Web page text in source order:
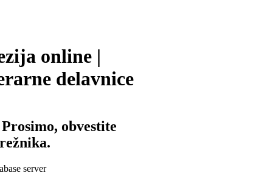
online |
delavnice
obvestite
server